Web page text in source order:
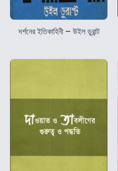
দর্শনের ইতিকাহিনী – উইল ডুরান্ট